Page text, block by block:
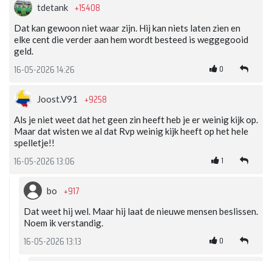
tdetank +15408
Dat kan gewoon niet waar zijn. Hij kan niets laten zien en
elke cent die verder aan hem wordt besteed is weggegooid
geld.
16-05-2026 14:26 0
Joost.V91 +9258
Als je niet weet dat het geen zin heeft heb je er weinig kijk op.
Maar dat wisten we al dat Rvp weinig kijk heeft op het hele
spelletje!!
16-05-2026 13:06 1
bo +917
Dat weet hij wel. Maar hij laat de nieuwe mensen beslissen.
Noem ik verstandig.
16-05-2026 13:13 0